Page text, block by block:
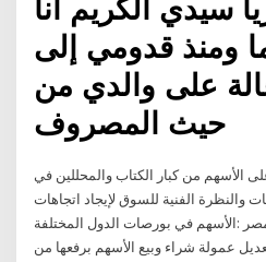
سيدي الكريم أنا
عاما ومنذ قدومي إلى
على والدي من
حيث المصروف
الأسهم من كبار الكتاب والمحللين في
والنظرة الفنية للسوق لإيجاد اتجاهات
الأسهم في بورصات الدول المختلفة: ‎مصر‎ و ‎USA, UK, Japan‎، إلخ. قرر
عمولة شراء وبيع الأسهم برفعها من